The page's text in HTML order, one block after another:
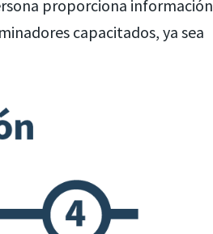
proporciona información
capacitados, ya sea